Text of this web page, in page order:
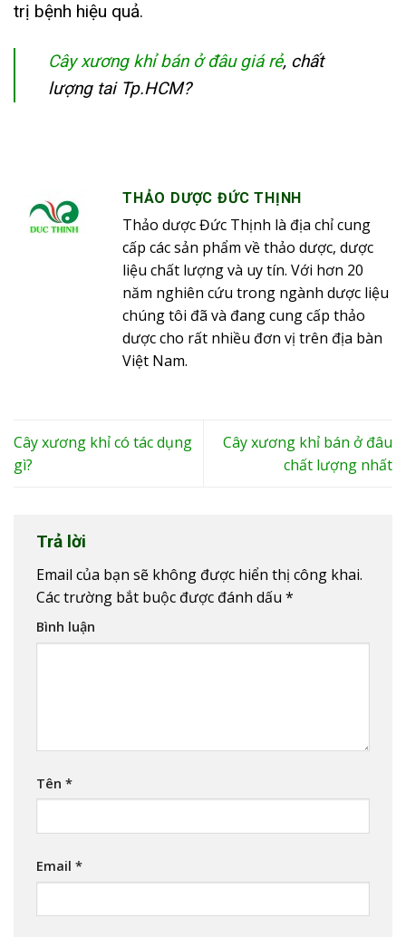
trị bệnh hiệu quả.
Cây xương khỉ bán ở đâu giá rẻ, chất
lượng tai Tp.HCM?
THẢO DƯỢC ĐỨC THỊNH
Thảo dược Đức Thịnh là địa chỉ cung
cấp các sản phẩm về thảo dược, dược
liệu chất lượng và uy tín. Với hơn 20
năm nghiên cứu trong ngành dược liệu
chúng tôi đã và đang cung cấp thảo
dược cho rất nhiều đơn vị trên địa bàn
Việt Nam.
Cây xương khỉ có tác dụng
gì?
Cây xương khỉ bán ở đâu
chất lượng nhất
Trả lời
Email của bạn sẽ không được hiển thị công khai.
Các trường bắt buộc được đánh dấu *
Bình luận
Tên *
Email *